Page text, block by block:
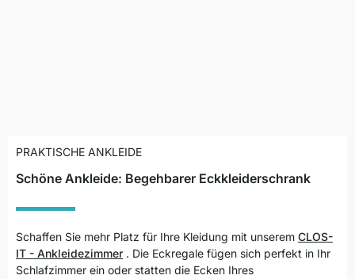
PRAKTISCHE ANKLEIDE
Schöne Ankleide: Begehbarer Eckkleiderschrank
Schaffen Sie mehr Platz für Ihre Kleidung mit unserem CLOS-
IT - Ankleidezimmer . Die Eckregale fügen sich perfekt in Ihr
Schlafzimmer ein oder statten die Ecken Ihres